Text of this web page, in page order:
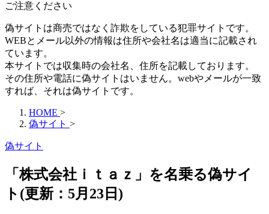
ご注意ください
偽サイトは商売ではなく詐欺をしている犯罪サイトです。
WEBとメール以外の情報は住所や会社名は適当に記載され
ています。
本サイトでは収集時の会社名、住所を記載しております。
その住所や電話に偽サイトはいません。webやメールが一致
すれば、それは偽サイトです。
HOME >
偽サイト >
偽サイト
「株式会社ｉｔａｚ」を名乗る偽サイ
ト(更新：5月23日)